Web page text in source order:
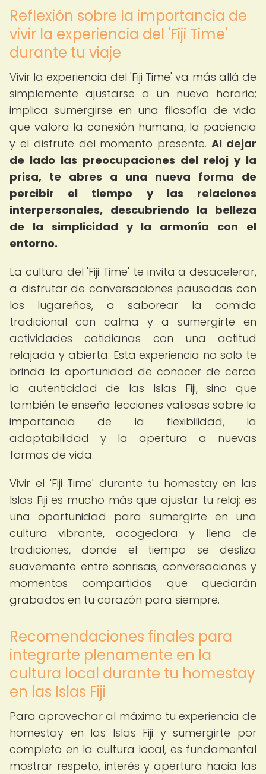
Reflexión sobre la importancia de
vivir la experiencia del 'Fiji Time'
durante tu viaje
Vivir la experiencia del 'Fiji Time' va más allá de
simplemente ajustarse a un nuevo horario;
implica sumergirse en una filosofía de vida
que valora la conexión humana, la paciencia
y el disfrute del momento presente.Al dejar
de lado las preocupaciones del reloj y la
prisa, te abres a una nueva forma de
percibir el tiempo y las relaciones
interpersonales, descubriendo la belleza
de la simplicidad y la armonía con el
entorno.
La cultura del 'Fiji Time' te invita a desacelerar,
a disfrutar de conversaciones pausadas con
los lugareños, a saborear la comida
tradicional con calma y a sumergirte en
actividades cotidianas con una actitud
relajada y abierta. Esta experiencia no solo te
brinda la oportunidad de conocer de cerca
la autenticidad de las Islas Fiji, sino que
también te enseña lecciones valiosas sobre la
importancia de la flexibilidad, la
adaptabilidad y la apertura a nuevas
formas de vida.
Vivir el 'Fiji Time' durante tu homestay en las
Islas Fiji es mucho más que ajustar tu reloj; es
una oportunidad para sumergirte en una
cultura vibrante, acogedora y llena de
tradiciones, donde el tiempo se desliza
suavemente entre sonrisas, conversaciones y
momentos compartidos que quedarán
grabados en tu corazón para siempre.
Recomendaciones finales para
integrarte plenamente en la
cultura local durante tu homestay
en las Islas Fiji
Para aprovechar al máximo tu experiencia de
homestay en las Islas Fiji y sumergirte por
completo en la cultura local, es fundamental
mostrar respeto, interés y apertura hacia las